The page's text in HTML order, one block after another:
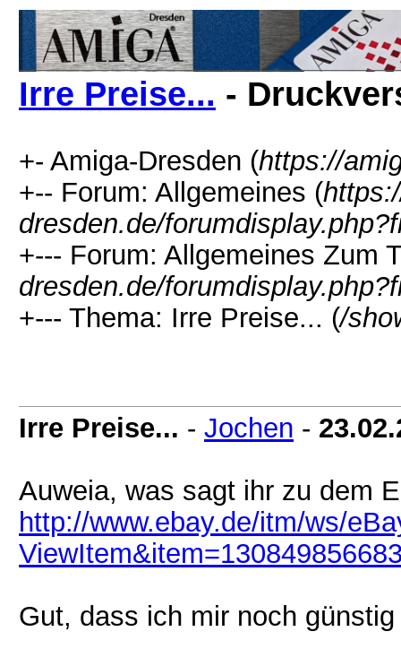
Irre Preise... -
+- Amiga-Dresden (https://
+-- Forum: Allgemeines (
dresden.de/
+--- Forum: Allgemeines Zum
dresden.de/
+--- Thema: Irre Preise... (/
Irre Preise... - Jochen -
Auweia, was sagt ihr zu dem
http://www.ebay.de/itm/ws/
Gut, dass ich mir noch